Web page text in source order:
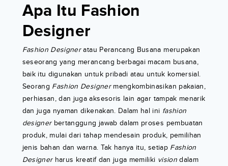
Apa Itu Fashion
Designer
Fashion Designeratau Perancang Busana merupakan
seseorang yang merancang berbagai macam busana,
baik itu digunakan untuk pribadi atau untuk komersial.
Seorang Fashion Designer mengkombinasikan pakaian,
perhiasan, dan juga aksesoris lain agar tampak menarik
dan juga nyaman dikenakan. Dalam hal ini fashion
designerbertanggung jawab dalam proses pembuatan
produk, mulai dari tahap mendesain produk, pemilihan
jenis bahan dan warna. Tak hanya itu, setiap Fashion
Designerharus kreatif dan juga memiliki visiondalam